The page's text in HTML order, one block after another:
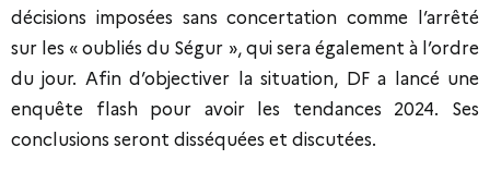
décisions imposées sans concertation comme l’arrêté
sur les « oubliés du Ségur », qui sera également à l’ordre
du jour. Afin d’objectiver la situation, DF a lancé une
enquête flash pour avoir les tendances 2024. Ses
conclusions seront disséquées et discutées.